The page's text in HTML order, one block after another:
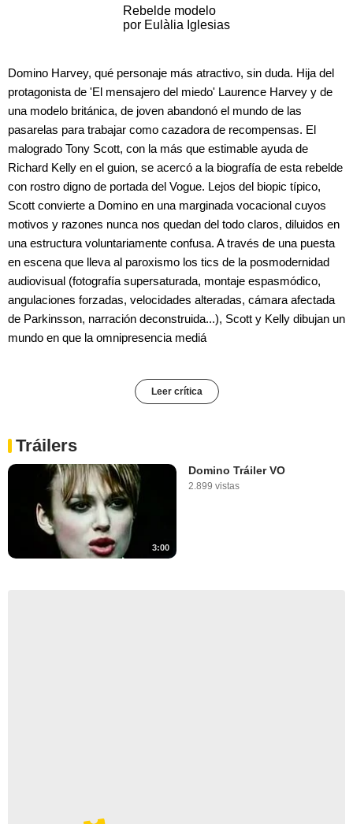
Rebelde modelo
por Eulàlia Iglesias
Domino Harvey, qué personaje más atractivo, sin duda. Hija del
protagonista de 'El mensajero del miedo' Laurence Harvey y de
una modelo británica, de joven abandonó el mundo de las
pasarelas para trabajar como cazadora de recompensas. El
malogrado Tony Scott, con la más que estimable ayuda de
Richard Kelly en el guion, se acercó a la biografía de esta rebelde
con rostro digno de portada del Vogue. Lejos del biopic típico,
Scott convierte a Domino en una marginada vocacional cuyos
motivos y razones nunca nos quedan del todo claros, diluidos en
una estructura voluntariamente confusa. A través de una puesta
en escena que lleva al paroxismo los tics de la posmodernidad
audiovisual (fotografía supersaturada, montaje espasmódico,
angulaciones forzadas, velocidades alteradas, cámara afectada
de Parkinsson, narración deconstruida...), Scott y Kelly dibujan un
mundo en que la omnipresencia mediá
Leer crítica
Tráilers
3:00
Domino Tráiler VO
2.899 vistas